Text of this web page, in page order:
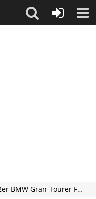
2er BMW Active Tourer Forum & 2er BMW Gran Tourer Forum (BMW F45, BMW F46, BMW U06)